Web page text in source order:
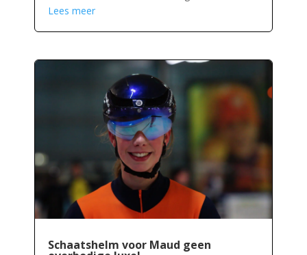
Lees meer
Schaatshelm voor Maud geen